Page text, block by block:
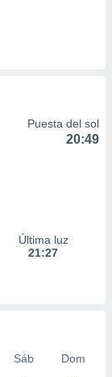
Puesta del sol
20:49
Última luz
21:27
Sáb
Dom